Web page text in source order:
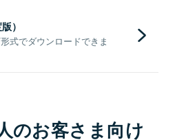
）
式でダウンロードできま
のお客さま向け